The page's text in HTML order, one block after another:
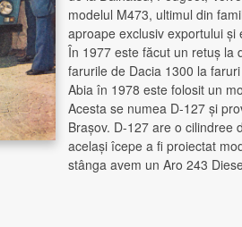
modelul M473, ultimul din
aproape exclusiv exportului
În 1977 este făcut un retuş la
farurile de Dacia 1300 la
Abia în 1978 este folosit un
Acesta se numea D-127 şi
Braşov. D-127 are o cilindree
acelaşi îcepe a fi proiectat
stânga avem un Aro 243